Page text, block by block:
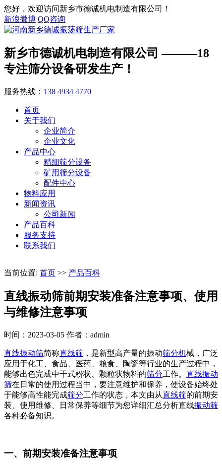
您好，欢迎访问新乡市德诚机电制造有限公司！
新浪微博 QQ咨询
新乡市德诚机电制造有限公司 ———18
专注筛分设备研发生产！
服务热线： 138 4934 4770
首页
关于我们
企业简介
企业文化
产品中心
精细筛分设备
矿用筛分设备
配件中心
物料应用
新闻资讯
公司新闻
产品百科
服务支持
联系我们
当前位置: 首页 >> 产品百科
直线振动筛前期安装准备注意事项、使用
与维修注意事项
时间：2023-03-05 作者：admin
直线振动筛简称直线筛 ，是新型高产量的振动筛分机械，广泛
应用于化工、食品、医药、粮食、陶瓷等行业的生产过程中，
能够出色完成中干式粉状、颗粒状物料的筛分工作。 直线振动
筛在日常的使用过程当中，要注意维护和保养，使设备始终处
于能够高性能完成筛分工作的状态，本文由从直线筛的前期安
装、使用维修、日常保养等细节为您详细汇总分析直线振动筛
各种必备知识。
一、前期安装准备注意事项